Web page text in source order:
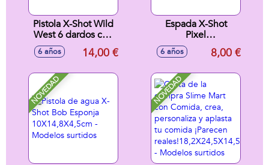
Pistola X-Shot Wild
West 6 dardos con
luces y sonidos
14,9X27,5X5,6cm
6 años 14,00 €
Espada X-Shot
Pixel
63,6X17,2X4,1cm
6 años 8,00 €
NOVEDAD NOVEDAD